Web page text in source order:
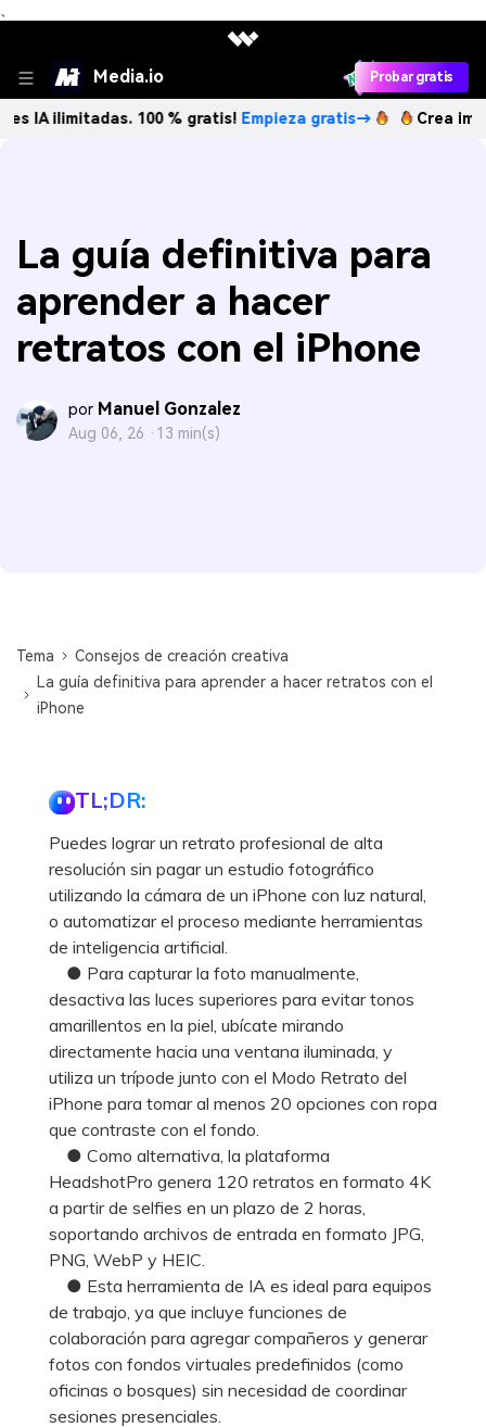
、
Media.io Probar gratis
100 % gratis!Empieza gratis→ Crea imágenes IA
La guía definitiva para
aprender a hacer
retratos con el iPhone
por Manuel Gonzalez
Aug 06, 26 · 13 min(s)
Tema
Consejos de creación creativa
La guía definitiva para aprender a hacer retratos con el
iPhone
TL;DR:
Puedes lograr un retrato profesional de alta
resolución sin pagar un estudio fotográfico
utilizando la cámara de un iPhone con luz natural,
o automatizar el proceso mediante herramientas
de inteligencia artificial.
● Para capturar la foto manualmente,
desactiva las luces superiores para evitar tonos
amarillentos en la piel, ubícate mirando
directamente hacia una ventana iluminada, y
utiliza un trípode junto con el Modo Retrato del
iPhone para tomar al menos 20 opciones con ropa
que contraste con el fondo.
● Como alternativa, la plataforma
HeadshotPro genera 120 retratos en formato 4K
a partir de selfies en un plazo de 2 horas,
soportando archivos de entrada en formato JPG,
PNG, WebP y HEIC.
● Esta herramienta de IA es ideal para equipos
de trabajo, ya que incluye funciones de
colaboración para agregar compañeros y generar
fotos con fondos virtuales predefinidos (como
oficinas o bosques) sin necesidad de coordinar
sesiones presenciales.